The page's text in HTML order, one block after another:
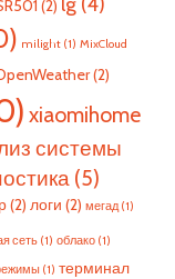
(2)
milight (1) MixCloud
(2)
xiaomihome
системы
(5)
(2) логи (2) мегад(1)
сеть (1) облако (1)
(1) терминал